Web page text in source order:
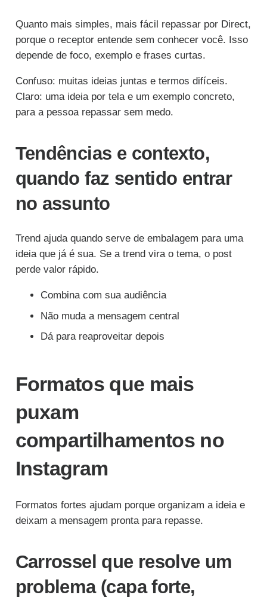
Quanto mais simples, mais fácil repassar por Direct,
porque o receptor entende sem conhecer você. Isso
depende de foco, exemplo e frases curtas.
Confuso: muitas ideias juntas e termos difíceis.
Claro: uma ideia por tela e um exemplo concreto,
para a pessoa repassar sem medo.
Tendências e contexto,
quando faz sentido entrar
no assunto
Trend ajuda quando serve de embalagem para uma
ideia que já é sua. Se a trend vira o tema, o post
perde valor rápido.
Combina com sua audiência
Não muda a mensagem central
Dá para reaproveitar depois
Formatos que mais
puxam
compartilhamentos no
Instagram
Formatos fortes ajudam porque organizam a ideia e
deixam a mensagem pronta para repasse.
Carrossel que resolve um
problema (capa forte,